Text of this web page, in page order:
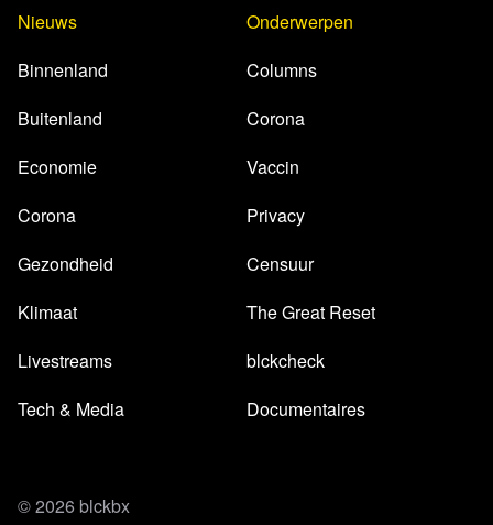
Nieuws
Binnenland
Buitenland
Economie
Corona
Gezondheid
Klimaat
Livestreams
Tech & Media
Onderwerpen
Columns
Corona
Vaccin
Privacy
Censuur
The Great Reset
blckcheck
Documentaires
© 2026 blckbx